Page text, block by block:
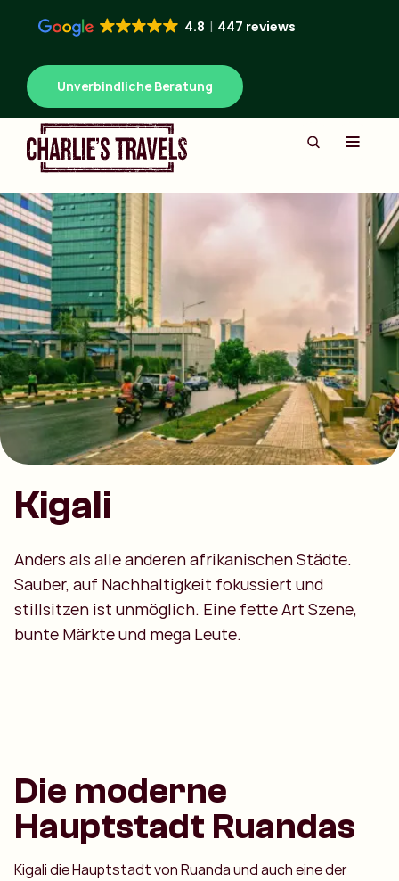
4.8 447 reviews
Unverbindliche Beratung
Kigali
Anders als alle anderen afrikanischen Städte.
Sauber, auf Nachhaltigkeit fokussiert und
stillsitzen ist unmöglich. Eine fette Art Szene,
bunte Märkte und mega Leute.
Die moderne
Hauptstadt Ruandas
Kigali die Hauptstadt von Ruanda und auch eine der